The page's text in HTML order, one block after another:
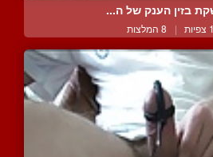
בזין הענק של ה...
| 8 המלצות